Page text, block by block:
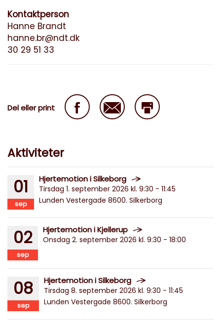
Kontaktperson
Hanne Brandt
hanne.br@ndt.dk
30 29 51 33
Del eller print
Aktiviteter
01
sep
Hjertemotion i Silkeborg
Tirsdag 1. september 2026 kl. 9:30 - 11:45
Lunden Vestergade 8600. Silkerborg
02
sep
Hjertemotion i Kjellerup
Onsdag 2. september 2026 kl. 9:30 - 18:00
08
sep
Hjertemotion i Silkeborg
Tirsdag 8. september 2026 kl. 9:30 - 11:45
Lunden Vestergade 8600. Silkerborg